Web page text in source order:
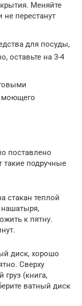
Меняйте
не перестанут
для посуды,
оставьте на 3-4
моющего
поставлено
такие подручные
стакан теплой
к пятну.
диск, хорошо
Сверху
груз (книга,
ватный диск